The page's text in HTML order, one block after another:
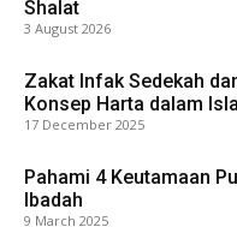
Shalat
3 August 2026
Zakat Infak Sedekah
Konsep Harta dalam
17 December 2025
Pahami 4 Keutamaan
Ibadah
9 March 2025